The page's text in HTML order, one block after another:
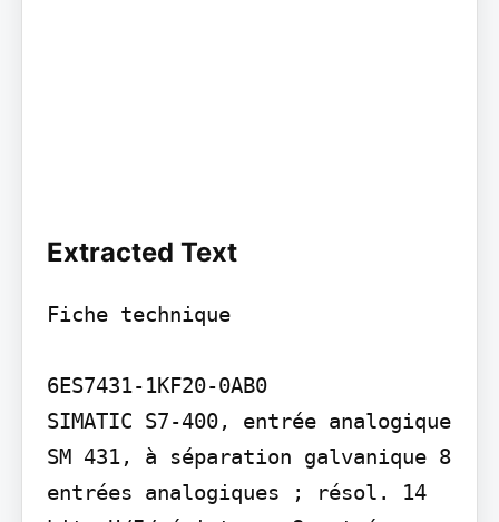
Extracted Text
Fiche technique
6ES7431-1KF20-0AB0
SIMATIC S7-400, entrée analogique
SM 431, à séparation galvanique 8
entrées analogiques ; résol. 14